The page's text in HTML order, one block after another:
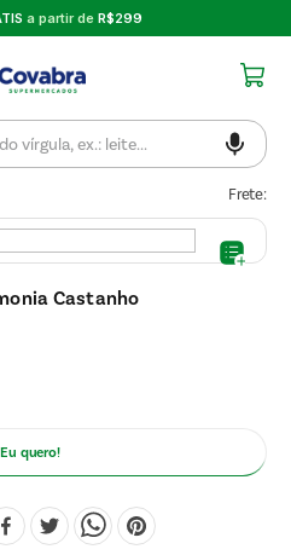
a partir de R$299
Frete:
Castanho
Eu quero!